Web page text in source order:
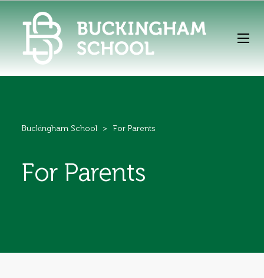
Buckingham School > For Parents
For Parents